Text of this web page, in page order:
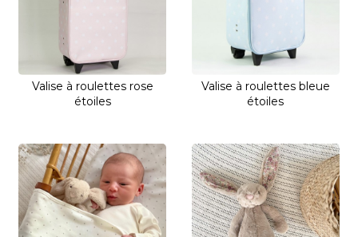
Valise à roulettes rose
étoiles
Valise à roulettes bleue
étoiles